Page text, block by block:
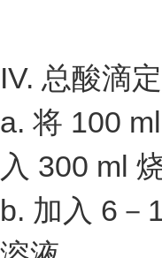
IV. 总酸滴定
a. 将 100
入 300 ml
b. 加入 6－